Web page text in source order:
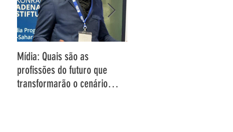
Mídia: Quais são as
profissões do futuro que
transformarão o cenário